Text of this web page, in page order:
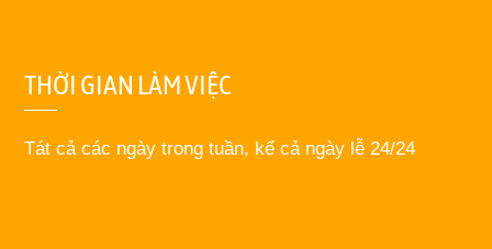
THỜI GIAN LÀM VIỆC
Tát cả các ngày trong tuần, kể cả ngày lễ 24/24